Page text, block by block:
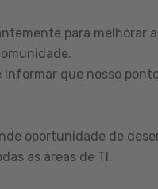
para melhorar
informar que nosso
oportunidade de
as áreas de TI.